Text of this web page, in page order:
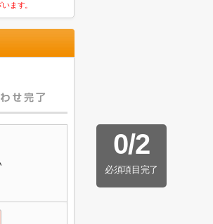
ます。
0/2
必須項目完了